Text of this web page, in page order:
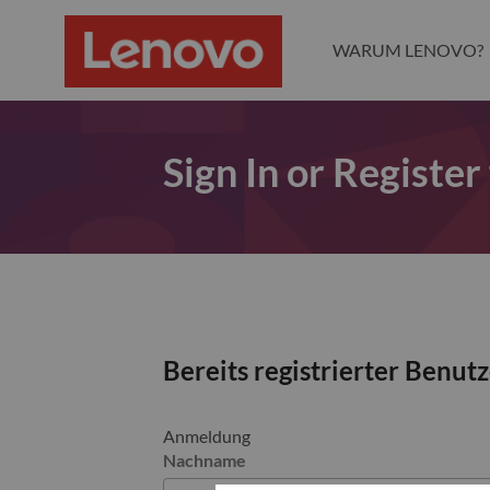
WARUM LENOVO?
Sign In or
Bereits registrierter
Anmeldung
Nachname